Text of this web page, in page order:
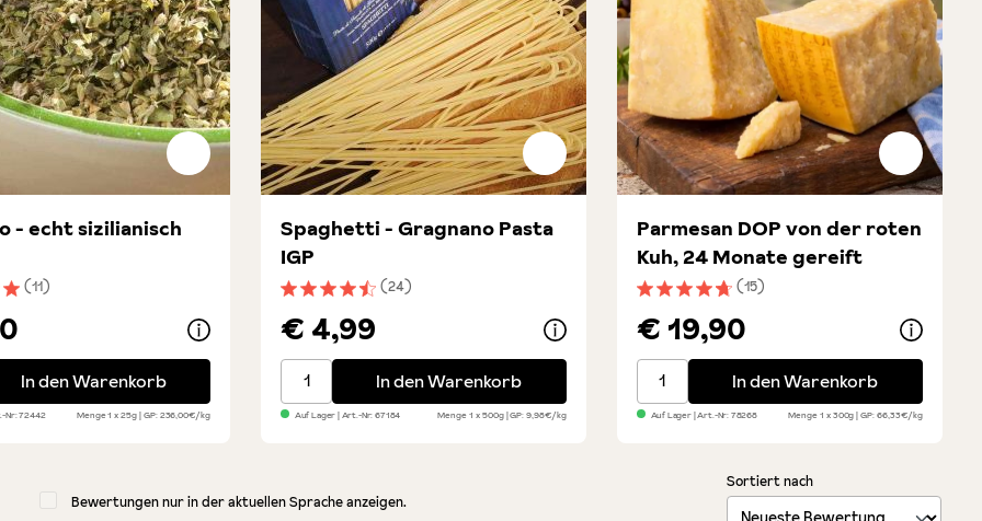
Bewertung von 5 von 5 Sternen
(11)
- echt sizilianisch
echt sizilianisch
In den Warenkorb
Nr:72442 Menge1 x 25g GP: 236,00€/kg
Durchschnittliche Bewertung von 4.5 von 5 Sternen
(24)
Spaghetti - Gragnano Pasta
IGP
€ 4,99
Spaghetti - Gragnano Pasta IGP
In den Warenkorb
Auf Lager| Art.-Nr:67184 Menge1 x 500g GP: 9,98€/kg
Durchschnittliche Bewertung von 4.8 von
(15)
Parmesan DOP von der roten
Kuh, 24 Monate gereift
€ 19,90
Parmesan DOP von der roten Kuh, 24
In den Warenkorb
Auf Lager| Art.-Nr:78268 Menge1 x 300g GP: 66,33€/kg
Bewertungen nur in der aktuellen Sprache anzeigen.
Sortiert nach